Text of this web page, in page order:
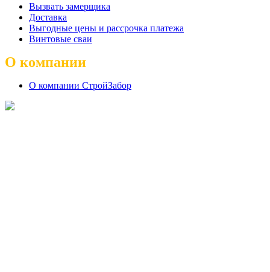
Вызвать замерщика
Доставка
Выгодные цены и рассрочка платежа
Винтовые сваи
О компании
О компании СтройЗабор